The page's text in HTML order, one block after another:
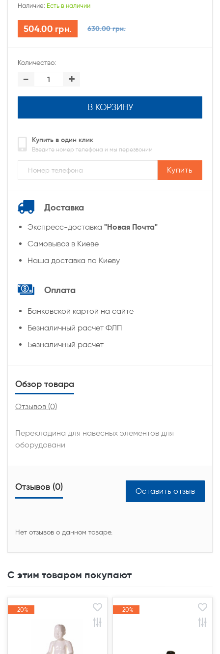
Наличие: Есть в наличии
504.00 грн. 630.00 грн.
Количество:
- +
В КОРЗИНУ
Купить в один клик
Введите номер телефона и мы перезвоним
Купить
Доставка
Экспресс-доставка "Новая Почта"
Самовывоз в Киеве
Наша доставка по Киеву
Оплата
Банковской картой на сайте
Безналичный расчет ФЛП
Безналичный расчет
Обзор товара
Отзывов (0)
Перекладина для навесных элементов для
оборудовани
Отзывов (0) Оставить отзыв
Нет отзывов о данном товаре.
С этим товаром покупают
-20%
-20% -20%
-20%